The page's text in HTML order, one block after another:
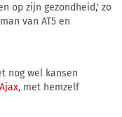
op zijn gezondheid,' zo
van AT5 en
nog wel kansen
, met hemzelf